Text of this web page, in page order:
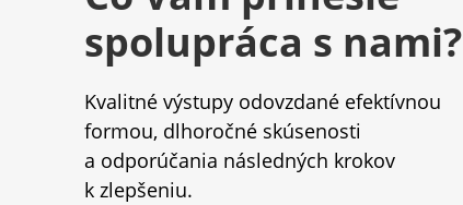
spolupráca s nami?
Kvalitné výstupy odovzdané efektívnou
formou, dlhoročné skúsenosti
a odporúčania následných krokov
k zlepšeniu.